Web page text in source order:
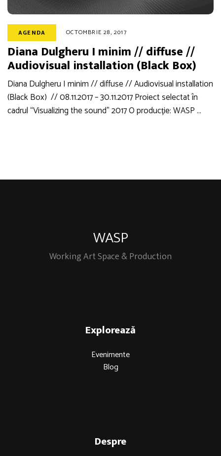
AGENDA OCTOMBRIE 28, 2017
Diana Dulgheru I minim // diffuse //
Audiovisual installation (Black Box)
Diana Dulgheru I minim // diffuse // Audiovisual installation
(Black Box) // 08.11.2017 – 30.11.2017 Proiect selectat în
cadrul “Visualizing the sound” 2017 O producție: WASP …
WASP
Working Art Space & Production
Explorează
Evenimente
Blog
Despre